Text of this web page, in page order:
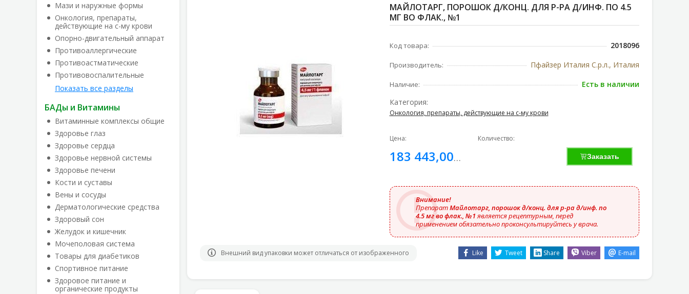
Мази и наружные формы
Онкология, препараты,
действующие на с-му крови
Опорно-двигательный аппарат
Противоаллергические
Противоастматические
Противовоспалительные
Показать все разделы
БАДы и Витамины
Витаминные комплексы общие
Здоровье глаз
Здоровье сердца
Здоровье нервной системы
Здоровье печени
Кости и суставы
Вены и сосуды
Дерматологические средства
Здоровый сон
Желудок и кишечник
Мочеполовая система
Товары для диабетиков
Спортивное питание
Здоровое питание и
органические продукты
МАЙЛОТАРГ, ПОРОШОК Д/КОНЦ. ДЛЯ Р-РА Д/ИНФ. ПО 4.5
МГ ВО ФЛАК., №1
Код товара: 2018096
Производитель: Пфайзер Италия С.р.л., Италия
Наличие:
Есть в наличии
Категория:
Онкология, препараты, действующие на с-му крови
Цена:
183 443,00
грн
Количество:
Заказать
Внимание!
ПрепаратМайлотарг, порошок д/конц. для р-ра д/инф. по
4.5 мг во флак., №1является рецептурным, перед
применением обязательно проконсультируйтесь у врача.
Внешний вид упаковки может отличаться от изображенного Like Tweet Share Viber E-mail